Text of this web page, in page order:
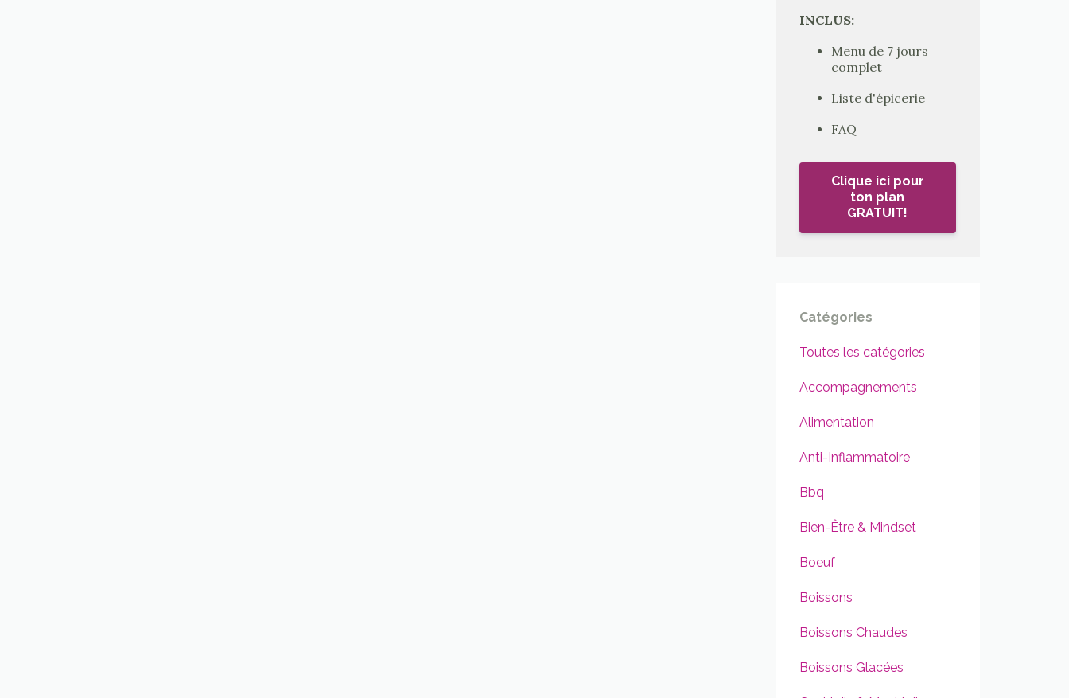
INCLUS:
Menu de 7 jours
complet
Liste d'épicerie
FAQ
Clique ici pour
ton plan
GRATUIT!
Catégories
Toutes les catégories
Accompagnements
Alimentation
Anti-Inflammatoire
Bbq
Bien-Être & Mindset
Boeuf
Boissons
Boissons Chaudes
Boissons Glacées